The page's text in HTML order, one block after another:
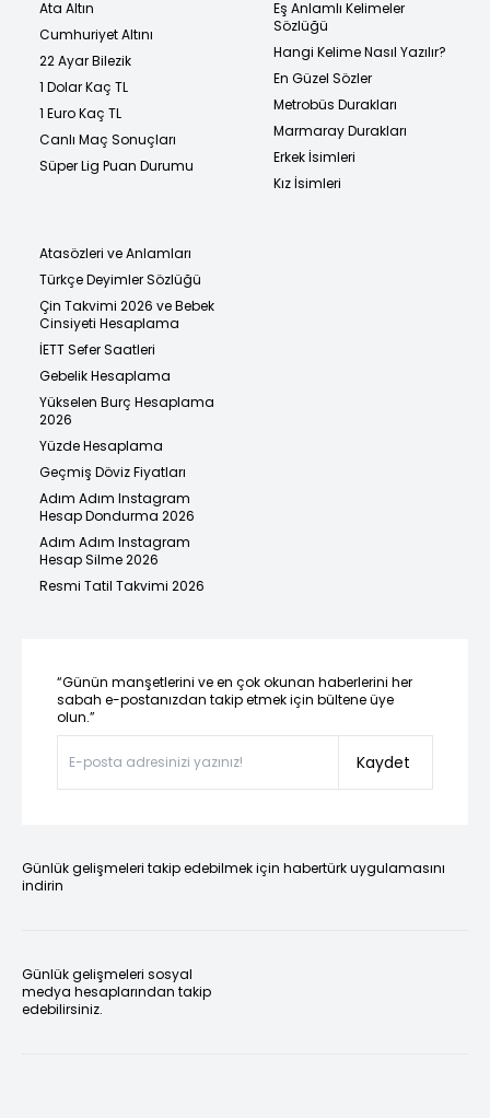
Ata Altın
Cumhuriyet Altını
22 Ayar Bilezik
1 Dolar Kaç TL
1 Euro Kaç TL
Canlı Maç Sonuçları
Süper Lig Puan Durumu
Eş Anlamlı Kelimeler
Sözlüğü
Hangi Kelime Nasıl Yazılır?
En Güzel Sözler
Metrobüs Durakları
Marmaray Durakları
Erkek İsimleri
Kız İsimleri
Atasözleri ve Anlamları
Türkçe Deyimler Sözlüğü
Çin Takvimi 2026 ve Bebek
Cinsiyeti Hesaplama
İETT Sefer Saatleri
Gebelik Hesaplama
Yükselen Burç Hesaplama
2026
Yüzde Hesaplama
Geçmiş Döviz Fiyatları
Adım Adım Instagram
Hesap Dondurma 2026
Adım Adım Instagram
Hesap Silme 2026
Resmi Tatil Takvimi 2026
“Günün manşetlerini ve en çok okunan haberlerini her
sabah e-postanızdan takip etmek için bültene üye
olun.”
Kaydet
Günlük gelişmeleri takip edebilmek için habertürk uygulamasını
indirin
Günlük gelişmeleri sosyal
medya hesaplarından takip
edebilirsiniz.